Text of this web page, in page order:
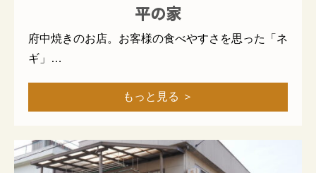
平の家
府中焼きのお店。お客様の食べやすさを思った「ネ
ギ」…
もっと見る ＞